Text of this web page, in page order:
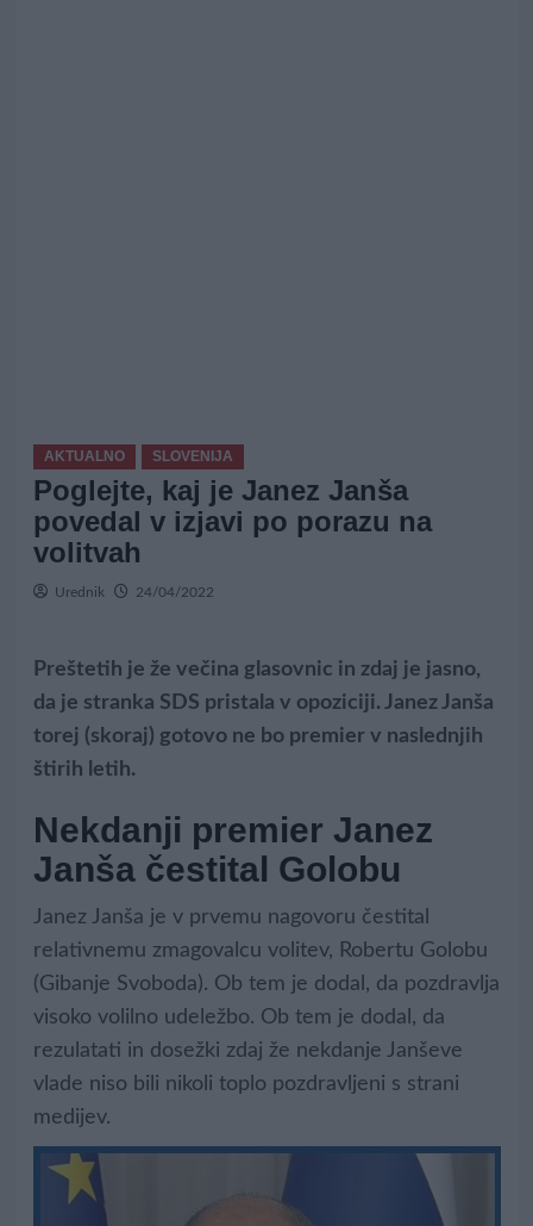
AKTUALNO SLOVENIJA
Poglejte, kaj je Janez Janša
povedal v izjavi po porazu na
volitvah
Urednik 24/04/2022
Preštetih je že večina glasovnic in zdaj je jasno,
da je stranka SDS pristala v opoziciji. Janez Janša
torej (skoraj) gotovo ne bo premier v naslednjih
štirih letih.
Nekdanji premier Janez
Janša čestital Golobu
Janez Janša je v prvemu nagovoru čestital
relativnemu zmagovalcu volitev, Robertu Golobu
(Gibanje Svoboda). Ob tem je dodal, da pozdravlja
visoko volilno udeležbo. Ob tem je dodal, da
rezulatati in dosežki zdaj že nekdanje Janševe
vlade niso bili nikoli toplo pozdravljeni s strani
medijev.